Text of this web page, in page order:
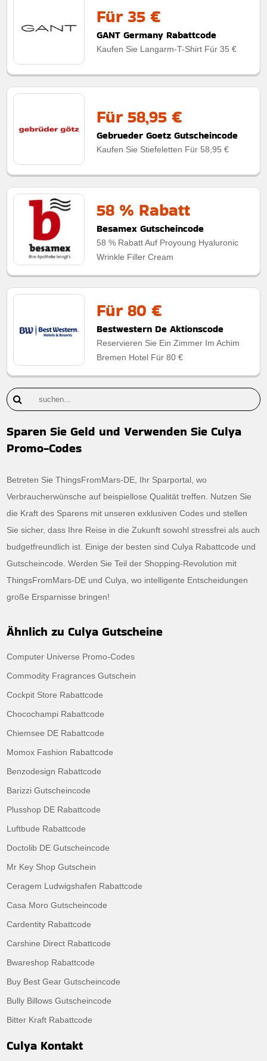
Für 35 €
GANT Germany Rabattcode
Kaufen Sie Langarm-T-Shirt Für 35 €
Für 58,95 €
Gebrueder Goetz Gutscheincode
Kaufen Sie Stiefeletten Für 58,95 €
58 % Rabatt
Besamex Gutscheincode
58 % Rabatt Auf Proyoung Hyaluronic
Wrinkle Filler Cream
Für 80 €
Bestwestern De Aktionscode
Reservieren Sie Ein Zimmer Im Achim
Bremen Hotel Für 80 €
Sparen Sie Geld und Verwenden Sie Culya
Promo-Codes
Betreten Sie ThingsFromMars-DE, Ihr Sparportal, wo
Verbraucherwünsche auf beispiellose Qualität treffen. Nutzen Sie
die Kraft des Sparens mit unseren exklusiven Codes und stellen
Sie sicher, dass Ihre Reise in die Zukunft sowohl stressfrei als auch
budgetfreundlich ist. Einige der besten sind Culya Rabattcode und
Gutscheincode. Werden Sie Teil der Shopping-Revolution mit
ThingsFromMars-DE und Culya, wo intelligente Entscheidungen
große Ersparnisse bringen!
Ähnlich zu Culya Gutscheine
Computer Universe Promo-Codes
Commodity Fragrances Gutschein
Cockpit Store Rabattcode
Chocochampi Rabattcode
Chiemsee DE Rabattcode
Momox Fashion Rabattcode
Benzodesign Rabattcode
Barizzi Gutscheincode
Plusshop DE Rabattcode
Luftbude Rabattcode
Doctolib DE Gutscheincode
Mr Key Shop Gutschein
Ceragem Ludwigshafen Rabattcode
Casa Moro Gutscheincode
Cardentity Rabattcode
Carshine Direct Rabattcode
Bwareshop Rabattcode
Buy Best Gear Gutscheincode
Bully Billows Gutscheincode
Bitter Kraft Rabattcode
Culya Kontakt